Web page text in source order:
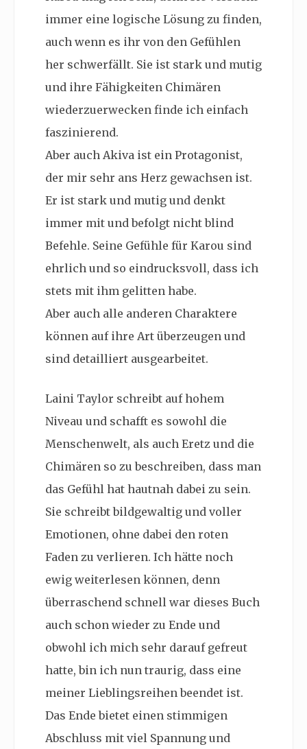
immer eine logische Lösung zu finden,
auch wenn es ihr von den Gefühlen
her schwerfällt. Sie ist stark und mutig
und ihre Fähigkeiten Chimären
wiederzuerwecken finde ich einfach
faszinierend.
Aber auch Akiva ist ein Protagonist,
der mir sehr ans Herz gewachsen ist.
Er ist stark und mutig und denkt
immer mit und befolgt nicht blind
Befehle. Seine Gefühle für Karou sind
ehrlich und so eindrucksvoll, dass ich
stets mit ihm gelitten habe.
Aber auch alle anderen Charaktere
können auf ihre Art überzeugen und
sind detailliert ausgearbeitet.
Laini Taylor schreibt auf hohem
Niveau und schafft es sowohl die
Menschenwelt, als auch Eretz und die
Chimären so zu beschreiben, dass man
das Gefühl hat hautnah dabei zu sein.
Sie schreibt bildgewaltig und voller
Emotionen, ohne dabei den roten
Faden zu verlieren. Ich hätte noch
ewig weiterlesen können, denn
überraschend schnell war dieses Buch
auch schon wieder zu Ende und
obwohl ich mich sehr darauf gefreut
hatte, bin ich nun traurig, dass eine
meiner Lieblingsreihen beendet ist.
Das Ende bietet einen stimmigen
Abschluss mit viel Spannung und